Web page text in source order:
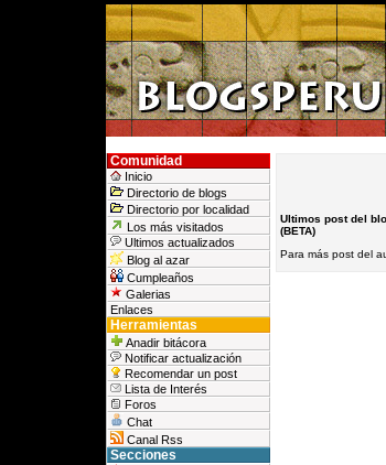
Comunidad
Inicio
Directorio de blogs
Directorio por localidad
Los más visitados
Ultimos actualizados
Blog al azar
Cumpleaños
Galerias
Enlaces
Herramientas
Anadir bitácora
Notificar actualización
Recomendar un post
Lista de Interés
Foros
Chat
Canal Rss
Secciones
Ultimos post del
(BETA)
Para más post del